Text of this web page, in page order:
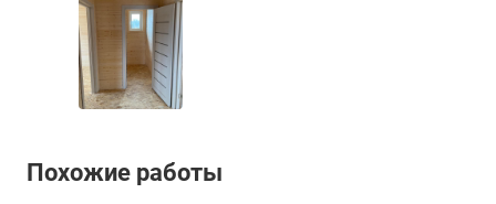
Похожие работы